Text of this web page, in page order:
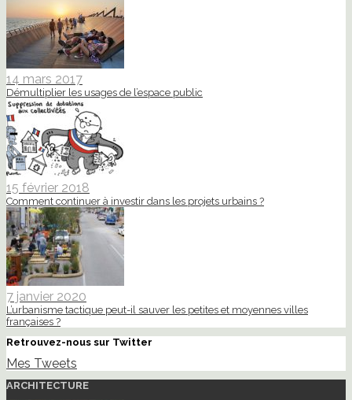
14 mars 2017
Démultiplier les usages de l’espace public
15 février 2018
Comment continuer à investir dans les projets urbains ?
7 janvier 2020
L’urbanisme tactique peut-il sauver les petites et moyennes villes
françaises ?
Retrouvez-nous sur Twitter
Mes Tweets
ARCHITECTURE